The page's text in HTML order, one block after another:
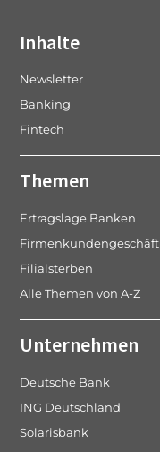
Inhalte
Newsletter
Banking
Fintech
Themen
Ertragslage Banken
Firmenkundengeschäft
Filialsterben
Alle Themen von A-Z
Unternehmen
Deutsche Bank
ING Deutschland
Solarisbank